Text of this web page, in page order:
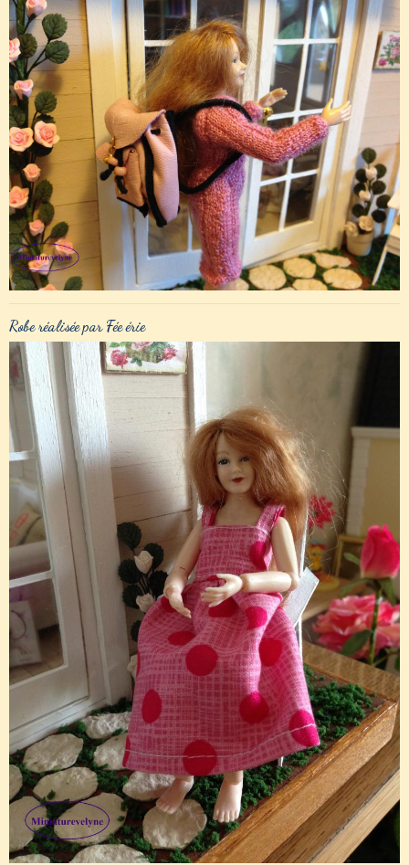
Robe réalisée par Fée érie